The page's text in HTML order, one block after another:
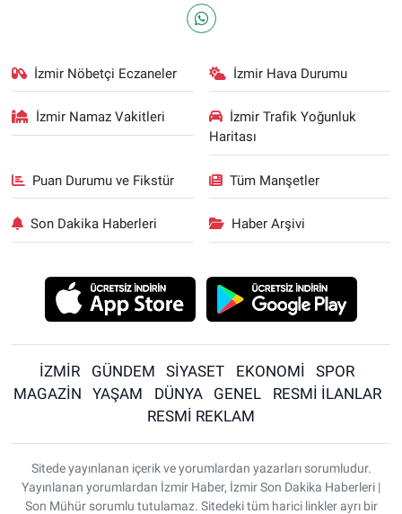
İzmir Nöbetçi Eczaneler İzmir Hava Durumu
İzmir Namaz Vakitleri
İzmir Trafik Yoğunluk
Haritası
Puan Durumu ve Fikstür Tüm Manşetler
Son Dakika Haberleri Haber Arşivi
İZMİR GÜNDEM SİYASET EKONOMİ
SPOR
MAGAZİN
YAŞAM DÜNYA GENEL
RESMİ İLANLAR
RESMİ REKLAM
Sitede yayınlanan içerik ve yorumlardan yazarları sorumludur.
Yayınlanan yorumlardan İzmir Haber, İzmir Son Dakika Haberleri |
Son Mühür sorumlu tutulamaz. Sitedeki tüm harici linkler ayrı bir